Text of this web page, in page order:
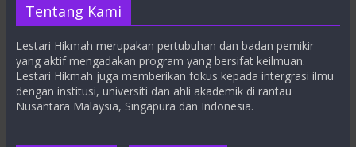
Tentang Kami
Lestari Hikmah merupakan pertubuhan dan badan pemikir
yang aktif mengadakan program yang bersifat keilmuan.
Lestari Hikmah juga memberikan fokus kepada intergrasi ilmu
dengan institusi, universiti dan ahli akademik di rantau
Nusantara Malaysia, Singapura dan Indonesia.